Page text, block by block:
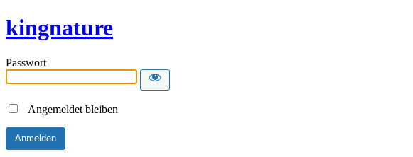
kingnature
Passwort
Angemeldet bleiben